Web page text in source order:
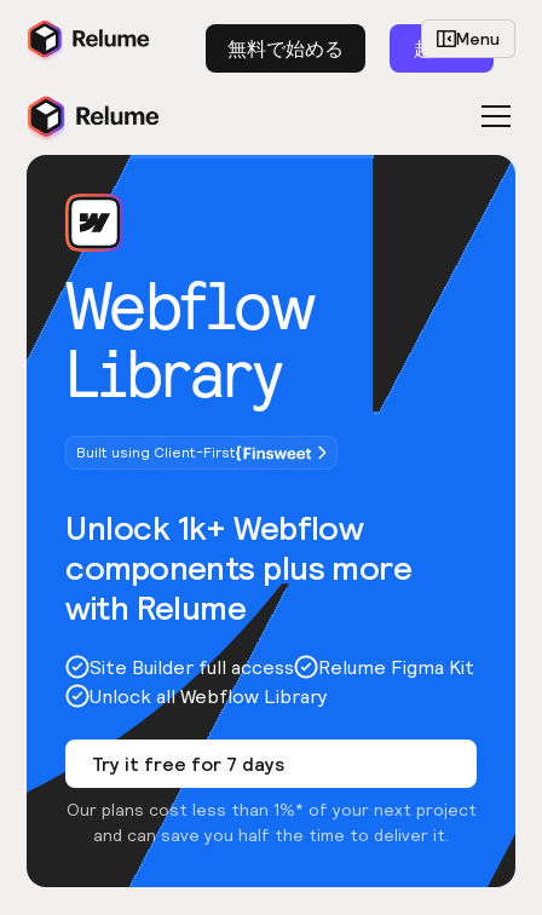
無料で始める 起動
Webflow
Library
Built using Client-First
Unlock 1k+ Webflow
components plus more
with Relume
Site Builder full access
Relume Figma Kit
Unlock all Webflow Library
Try it free for 7 days
Our plans cost less than 1%* of your next project
and can save you half the time to deliver it.
Menu